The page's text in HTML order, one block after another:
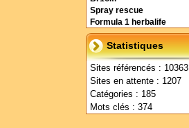
Spray rescue
Formula 1 herbalife
Statistiques
Sites référencés : 10363
Sites en attente : 1207
Catégories : 185
Mots clés : 374